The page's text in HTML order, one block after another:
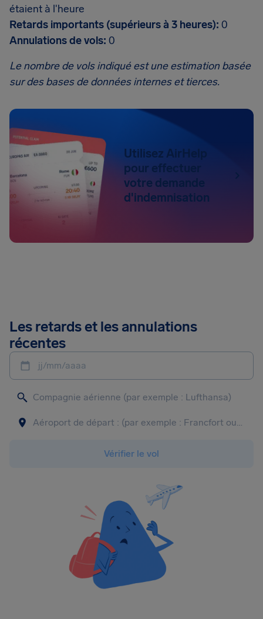
étaient à l'heure
Retards importants (supérieurs à 3 heures): 0
Annulations de vols: 0
Le nombre de vols indiqué est une estimation basée
sur des bases de données internes et tierces.
Utilisez AirHelp
pour effectuer
votre demande
d'indemnisation
Les retards et les annulations
récentes
jj/mm/aaaa
Vérifier le vol